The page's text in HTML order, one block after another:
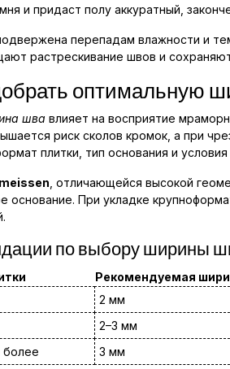
и придаст полу аккуратный,
перепадам влажности и
растрескивание швов и
оптимальную
шва влияет на восприятие
риск сколов кромок, а при
плитки, тип основания и условия
meissen , отличающейся высокой
основание. При укладке
по выбору ширины
Рекомендуемая
2 мм
2–3 мм
более
3 мм